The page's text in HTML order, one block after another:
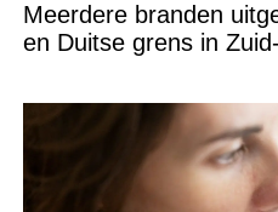
Meerdere branden
en Duitse grens in